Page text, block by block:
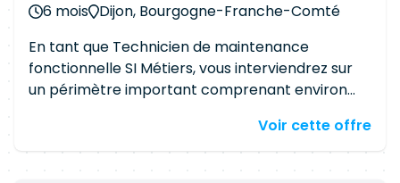
6 mois Dijon, Bourgogne-Franche-Comté
En tant que Technicien de maintenance
fonctionnelle SI Métiers, vous interviendrez sur
un périmètre important comprenant environ
utilisateurs, et un environnement multi-sites /
BU. Votre rôle consistera notamment à : assurer
Voir cette offre